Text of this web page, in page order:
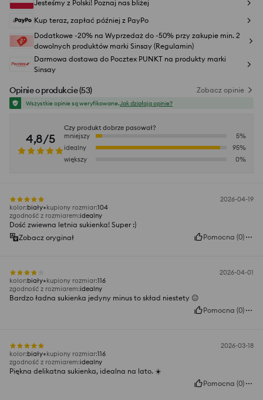
Jesteśmy z Polski! Poznaj nas bliżej
Kup teraz, zapłać później z PayPo
Dodatkowe -20% na Wyprzedaż do -50% przy zakupie min. 2
dowolnych produktów marki Sinsay (Regulamin)
Darmowa dostawa do Pocztex PUNKT na produkty marki
Sinsay
Opinie o produkcie(53) Zobacz opinie
Wszystkie opinie są weryfikowane.Jak działają opinie?
4,8/5
Czy produkt dobrze pasował?
mniejszy
5%
idealny
95%
większy
0%
2026-04-19
kolor:biały kupiony rozmiar:104
zgodność z rozmiarem:idealny
Dość zwiewna letnia sukienka! Super :)
Zobacz oryginał
Pomocna (0)
2026-04-01
kolor:biały kupiony rozmiar:116
zgodność z rozmiarem:idealny
Bardzo ładna sukienka jedyny minus to skład niestety 😐
Pomocna (0)
2026-03-18
kolor:biały kupiony rozmiar:116
zgodność z rozmiarem:idealny
Piękna delikatna sukienka, idealna na lato. ☀️
Pomocna (0)